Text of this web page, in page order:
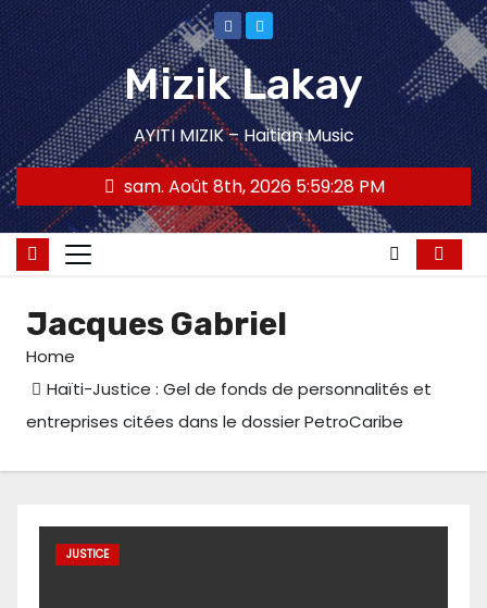
Skip
to
content
Mizik Lakay
AYITI MIZIK – Haitian Music
sam. Août 8th, 2026 5:59:28 PM
Jacques Gabriel
Home
Haïti-Justice : Gel de fonds de personnalités et
entreprises citées dans le dossier PetroCaribe
JUSTICE